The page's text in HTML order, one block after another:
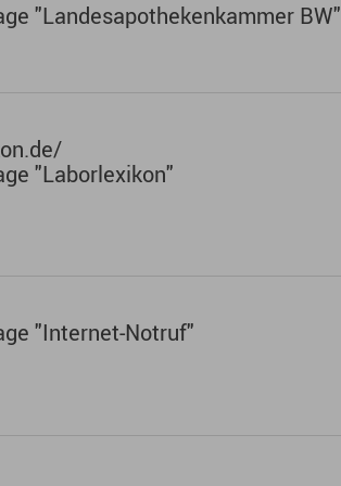
"Landesapothekenkammer BW"
"Laborlexikon"
"Internet-Notruf"